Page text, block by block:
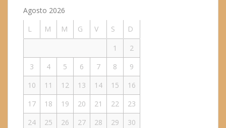
Agosto 2026
L
M M G V S
D
1
2
3
4 5 6 7 8
9
10
11 12 13 14 15
16
17
18 19 20 21 22
23
24
25 26 27 28 29
30